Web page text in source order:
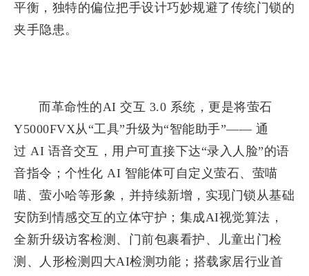
平衡，独特的偏位把手设计巧妙规避了传统门锁的
夹手隐患。
而革命性的AI 交互 3.0 系统，更是将萤石
Y5000FVX从“工具”升级为“智能助手”—— 通
过 AI 语音交互，用户可直接下达“录入人脸”的语
音指令；个性化 AI 智能体可自定义萤石、萤喵
喵、萤小哈等形象，并持续新增，实现门锁从基础
安防到情感交互的立体守护；集成AI视觉算法，
全新升级访客检测、门前包裹看护、儿童出门检
测、人形检测四大AI检测功能；搭载家居行业首